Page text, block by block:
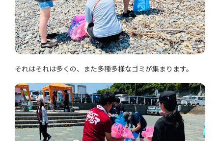
それはそれは多くの、また多種多様なゴミが集まります。